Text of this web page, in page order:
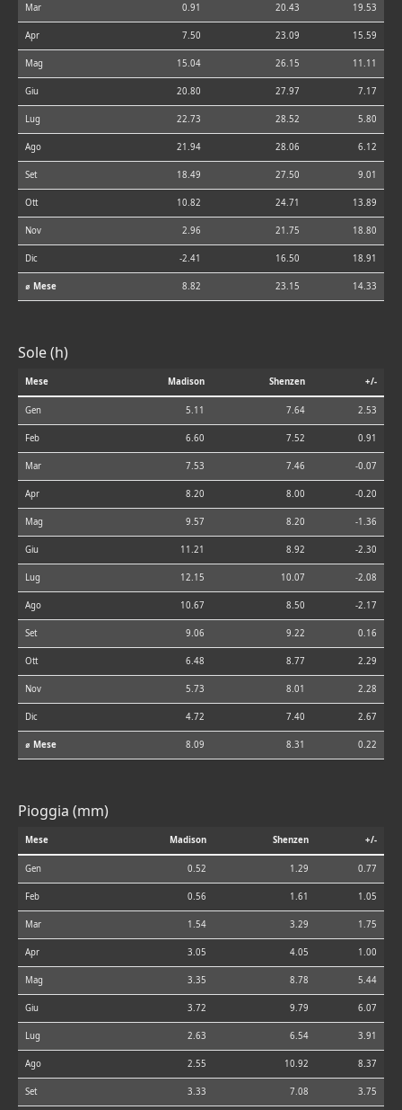
Mar 0.91 20.43 19.53
Apr 7.50 23.09 15.59
Mag 15.04 26.15 11.11
Giu 20.80 27.97 7.17
Lug 22.73 28.52 5.80
Ago 21.94 28.06 6.12
Set 18.49 27.50 9.01
Ott 10.82 24.71 13.89
Nov 2.96 21.75 18.80
Dic -2.41 16.50 18.91
⌀ Mese 8.82 23.15 14.33
Sole (h)
Mese Madison Shenzen +/-
Gen 5.11 7.64 2.53
Feb 6.60 7.52 0.91
Mar 7.53 7.46 -0.07
Apr 8.20 8.00 -0.20
Mag 9.57 8.20 -1.36
Giu 11.21 8.92 -2.30
Lug 12.15 10.07 -2.08
Ago 10.67 8.50 -2.17
Set 9.06 9.22 0.16
Ott 6.48 8.77 2.29
Nov 5.73 8.01 2.28
Dic 4.72 7.40 2.67
⌀ Mese 8.09 8.31 0.22
Pioggia (mm)
Mese Madison Shenzen +/-
Gen 0.52 1.29 0.77
Feb 0.56 1.61 1.05
Mar 1.54 3.29 1.75
Apr 3.05 4.05 1.00
Mag 3.35 8.78 5.44
Giu 3.72 9.79 6.07
Lug 2.63 6.54 3.91
Ago 2.55 10.92 8.37
Set 3.33 7.08 3.75